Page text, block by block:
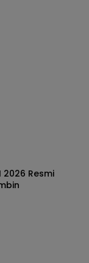
2026 Resmi